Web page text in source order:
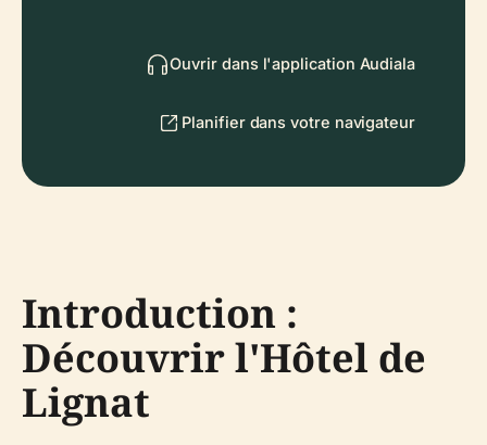
Ouvrir dans l'application Audiala
Planifier dans votre navigateur
Introduction :
Découvrir l'Hôtel de
Lignat